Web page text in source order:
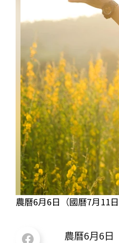
農曆6月6日（國曆7月11
農曆6月6日